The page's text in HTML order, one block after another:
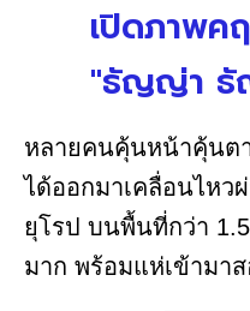
เปิดภาพค
"ธัญญ่า ธัญ
หลายคนคุ้นหน้าคุ้นต
ได้ออกมาเคลื่อนไหว
ยุโรป บนพื้นที่กว่า
มาก พร้อมแห่เข้ามา